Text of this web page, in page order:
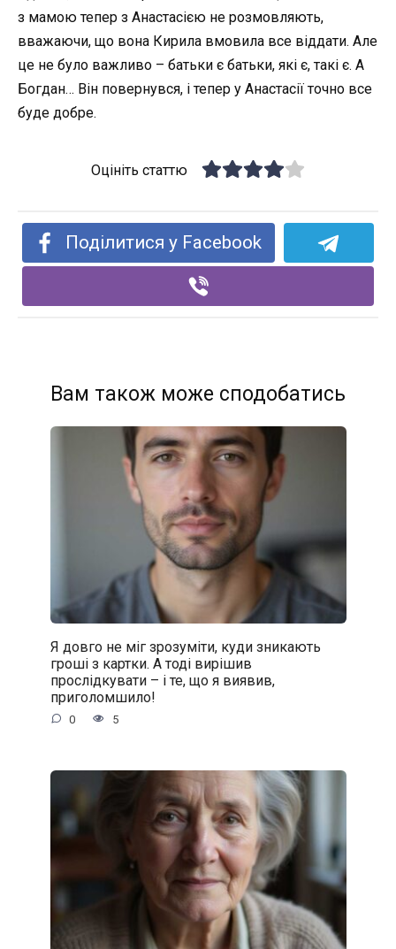
з мамою тепер з Анастасією не розмовляють,
вважаючи, що вона Кирила вмовила все віддати. Але
це не було важливо – батьки є батьки, які є, такі є. А
Богдан… Він повернувся, і тепер у Анастасії точно все
буде добре.
Оцініть статтю
Поділитися у Facebook
Вам також може сподобатись
Я довго не міг зрозуміти, куди зникають
гроші з картки. А тоді вирішив
прослідкувати – і те, що я виявив,
приголомшило!
0 5